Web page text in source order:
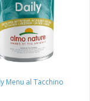
Menu al Tacchino